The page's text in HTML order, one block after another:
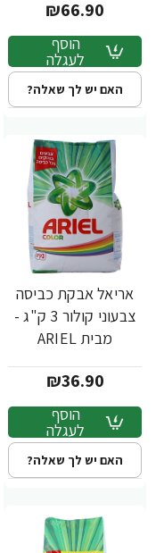
₪66.90
הוסף
לעגלה
האם יש לך שאלה?
אריאל אבקת כביסה
צבעוני קולור 3 ק"ג -
מבית ARIEL
₪36.90
הוסף
לעגלה
האם יש לך שאלה?